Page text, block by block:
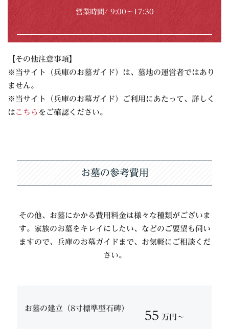
営業時間/ 9:00〜17:30
【その他注意事項】
※当サイト（兵庫のお墓ガイド）は、墓地の運営者ではあり
ません。
※当サイト（兵庫のお墓ガイド）ご利用にあたって、詳しく
は こちら をご確認ください。
お墓の参考費用
その他、お墓にかかる費用料金は様々な種類がございま
す。家族のお墓をキレイにしたい、などのご要望も伺い
ますので、兵庫のお墓ガイドまで、お気軽にご相談くだ
さい。
お墓の建立（8寸標準型石碑）
55 万円〜